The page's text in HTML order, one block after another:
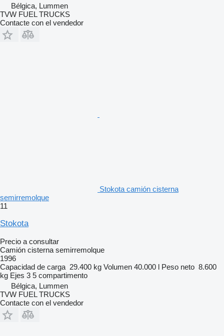
Bélgica, Lummen
TVW FUEL TRUCKS
Contacte con el vendedor
Stokota camión cisterna
semirremolque
11
Stokota
Precio a consultar
Camión cisterna semirremolque
1996
Capacidad de carga 29.400 kg Volumen 40.000 l Peso neto 8.600
kg Ejes 3 5 compartimento
Bélgica, Lummen
TVW FUEL TRUCKS
Contacte con el vendedor